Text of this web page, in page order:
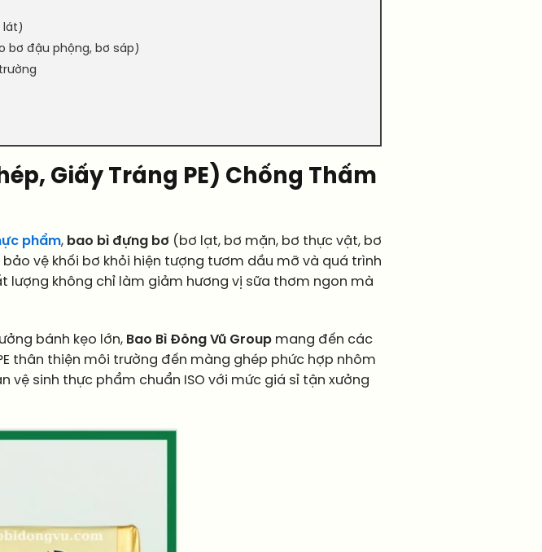
lát)
bơ đậu phộng, bơ sáp)
Giấy Tráng PE) Chống Thấm
phẩm, bao bì đựng bơ (bơ lạt, bơ mặn, bơ thực vật, bơ
vệ khối bơ khỏi hiện tượng tươm dầu mỡ và quá trình
lượng không chỉ làm giảm hương vị sữa thơm ngon mà
bánh kẹo lớn, Bao Bì Đông Vũ Group mang đến các
thân thiện môi trường đến màng ghép phức hợp nhôm
sinh thực phẩm chuẩn ISO với mức giá sỉ tận xưởng